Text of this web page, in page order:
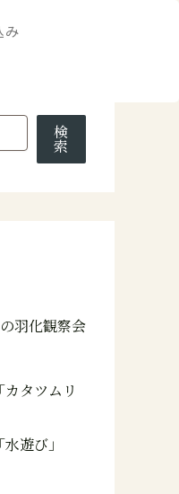
み
検
索
羽化観察会
タツムリ
遊び」